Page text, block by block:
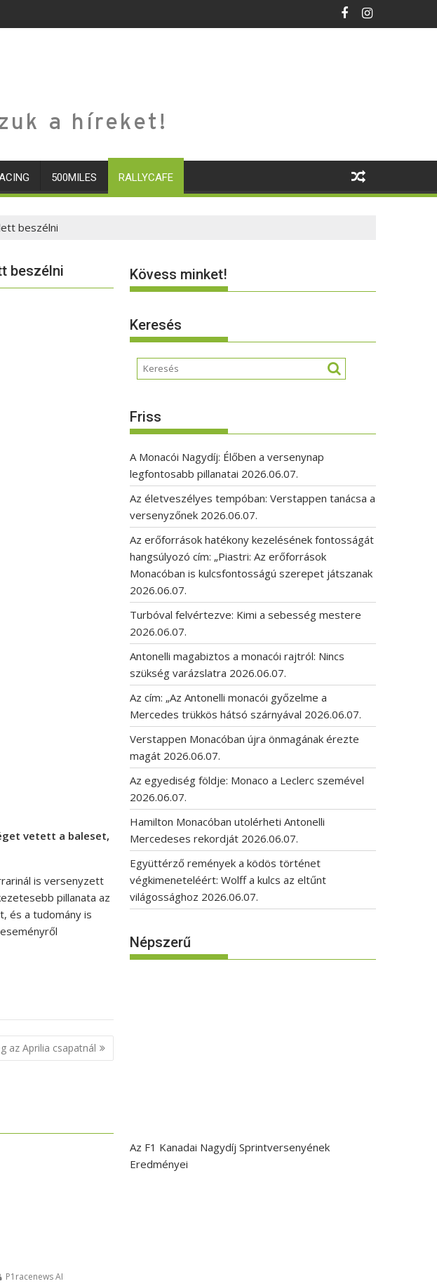
a híreket!
500MILES RALLYCAFE
beszélni
beszélni
vetett a baleset,
is versenyzett
pillanata az
és a tudomány is
az Aprilia csapatnál
P1racenews AI
Kövess minket!
Keresés
Friss
A Monacói Nagydíj: Élőben a versenynap
legfontosabb pillanatai 2026.06.07.
Az életveszélyes tempóban: Verstappen tanácsa a
versenyzőnek 2026.06.07.
Az erőforrások hatékony kezelésének fontosságát
hangsúlyozó cím: „Piastri: Az erőforrások
Monacóban is kulcsfontosságú szerepet játszanak
2026.06.07.
Turbóval felvértezve: Kimi a sebesség mestere
2026.06.07.
Antonelli magabiztos a monacói rajtról: Nincs
szükség varázslatra 2026.06.07.
Az cím: „Az Antonelli monacói győzelme a
Mercedes trükkös hátsó szárnyával 2026.06.07.
Verstappen Monacóban újra önmagának érezte
magát 2026.06.07.
Az egyediség földje: Monaco a Leclerc szemével
2026.06.07.
Hamilton Monacóban utolérheti Antonelli
Mercedeses rekordját 2026.06.07.
Együttérző remények a ködös történet
végkimeneteléért: Wolff a kulcs az eltűnt
világossághoz 2026.06.07.
Népszerű
Az F1 Kanadai Nagydíj Sprintversenyének
Eredményei